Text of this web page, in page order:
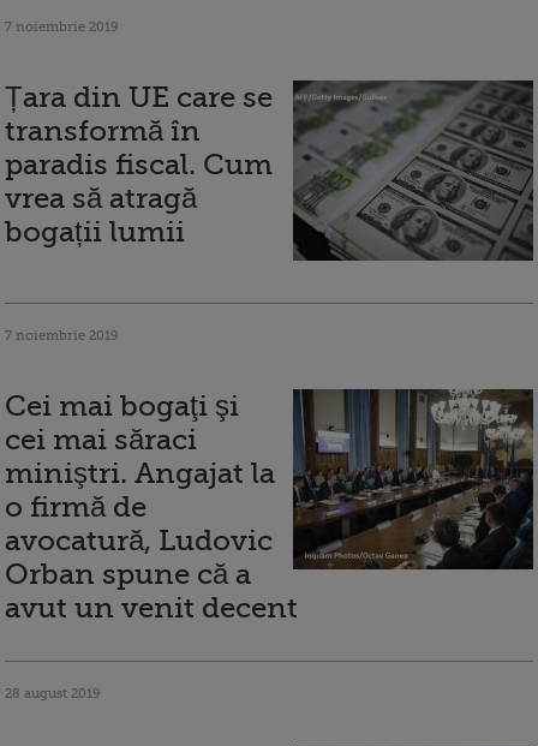
7 noiembrie 2019
Țara din UE care se
transformă în
paradis fiscal. Cum
vrea să atragă
bogații lumii
7 noiembrie 2019
Cei mai bogaţi şi
cei mai săraci
miniştri. Angajat la
o firmă de
avocatură, Ludovic
Orban spune că a
avut un venit decent
28 august 2019